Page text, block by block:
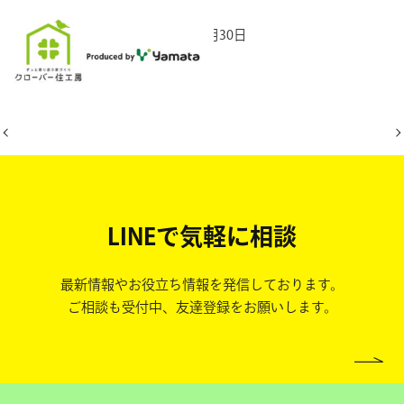
2025年10月30日
LINEで気軽に相談
最新情報やお役立ち情報を発信しております。
ご相談も受付中、友達登録をお願いします。